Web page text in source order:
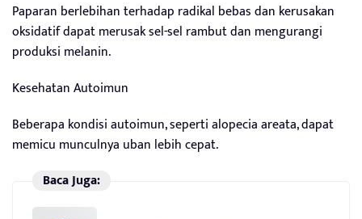
Paparan berlebihan terhadap radikal bebas dan kerusakan
oksidatif dapat merusak sel-sel rambut dan mengurangi
produksi melanin.
Kesehatan Autoimun
Beberapa kondisi autoimun, seperti alopecia areata, dapat
memicu munculnya uban lebih cepat.
Baca Juga: